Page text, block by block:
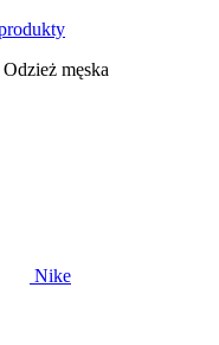
Odzież męska
Nike